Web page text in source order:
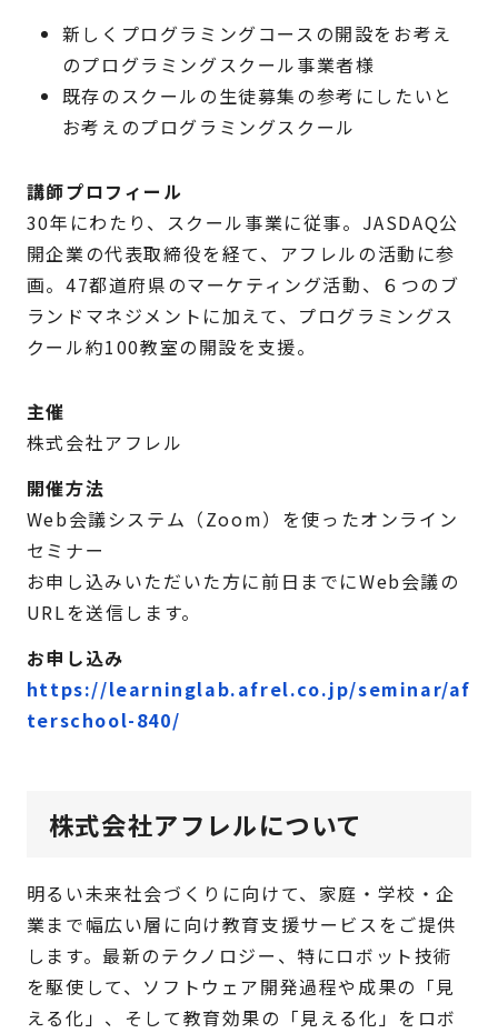
新しくプログラミングコースの開設をお考え
のプログラミングスクール事業者様
既存のスクールの生徒募集の参考にしたいと
お考えのプログラミングスクール
講師プロフィール
30年にわたり、スクール事業に従事。JASDAQ公
開企業の代表取締役を経て、アフレルの活動に参
画。47都道府県のマーケティング活動、６つのブ
ランドマネジメントに加えて、プログラミングス
クール約100教室の開設を支援。
主催
株式会社アフレル
開催方法
Web会議システム（Zoom）を使ったオンライン
セミナー
お申し込みいただいた方に前日までにWeb会議の
URLを送信します。
お申し込み
https://learninglab.afrel.co.jp/seminar/af
terschool-840/
株式会社アフレルについて
明るい未来社会づくりに向けて、家庭・学校・企
業まで幅広い層に向け教育支援サービスをご提供
します。最新のテクノロジー、特にロボット技術
を駆使して、ソフトウェア開発過程や成果の「見
える化」、そして教育効果の「見える化」をロボ